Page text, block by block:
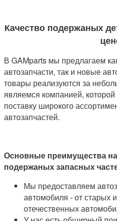
Качество подержаных
В GAMparts мы предлагаем
автозапчасти, так и новые
товары реализуются за
являемся компанией,
поставку широкого
автозапчастей.
Основные преимущества
подержаных запасных
Мы предоставляем
автомобиля - от старых
отечественных